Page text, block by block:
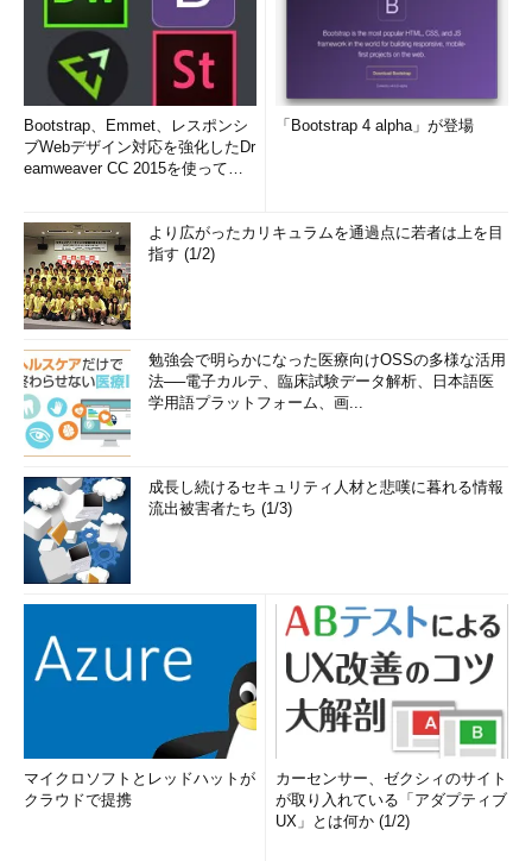
Bootstrap、Emmet、レスポンシ
ブWebデザイン対応を強化したDr
eamweaver CC 2015を使って
「Bootstrap 4 alpha」が登場
より広がったカリキュラムを通過点に若者は上を目
指す (1/2)
勉強会で明らかになった医療向けOSSの多様な活用
法──電子カルテ、臨床試験データ解析、日本語医
学用語プラットフォーム、画...
成長し続けるセキュリティ人材と悲嘆に暮れる情報
流出被害者たち (1/3)
マイクロソフトとレッドハットが
クラウドで提携
カーセンサー、ゼクシィのサイト
が取り入れている「アダプティブ
UX」とは何か (1/2)